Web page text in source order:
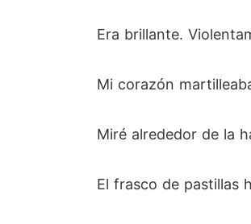
Era brillante.
Mi corazón
Miré alrededor de la
El frasco de pastillas